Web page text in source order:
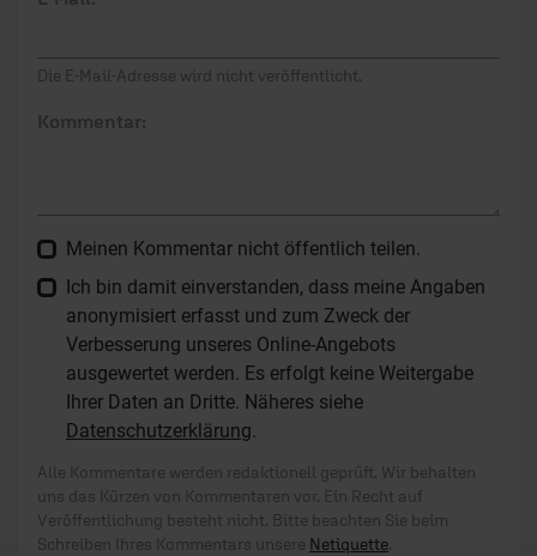
Die E-Mail-Adresse wird nicht veröffentlicht.
Kommentar:
Meinen Kommentar nicht öffentlich teilen.
Ich bin damit einverstanden, dass meine Angaben
anonymisiert erfasst und zum Zweck der
Verbesserung unseres Online-Angebots
ausgewertet werden. Es erfolgt keine Weitergabe
Ihrer Daten an Dritte. Näheres siehe
Datenschutzerklärung.
Alle Kommentare werden redaktionell geprüft. Wir behalten
uns das Kürzen von Kommentaren vor. Ein Recht auf
Veröffentlichung besteht nicht. Bitte beachten Sie beim
Schreiben Ihres Kommentars unsere Netiquette.